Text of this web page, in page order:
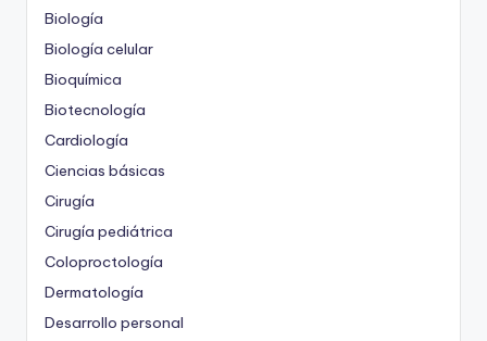
Biología
Biología celular
Bioquímica
Biotecnología
Cardiología
Ciencias básicas
Cirugía
Cirugía pediátrica
Coloproctología
Dermatología
Desarrollo personal